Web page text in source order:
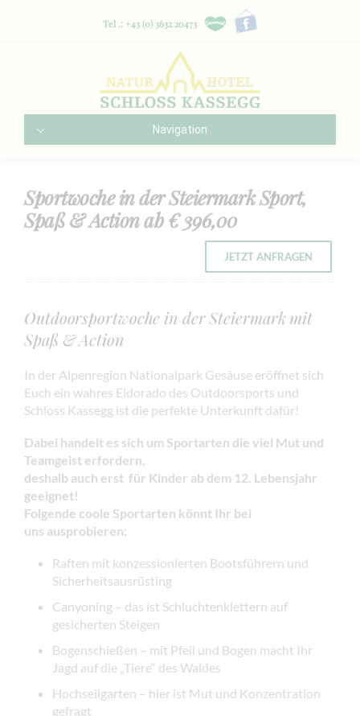
Tel .: +43 (0) 3632 20473
Navigation
Sportwoche in der Steiermark Sport,
Spaß & Action ab € 396,00
JETZT ANFRAGEN
Outdoorsportwoche in der Steiermark mit
Spaß & Action
In der Alpenregion Nationalpark Gesäuse eröffnet sich
Euch ein wahres Eldorado des Outdoorsports und
Schloss Kassegg ist die perfekte Unterkunft dafür!
Dabei handelt es sich um Sportarten die viel Mut und
Teamgeist erfordern,
deshalb auch erst für Kinder ab dem 12. Lebensjahr
geeignet!
Folgende coole Sportarten könnt Ihr bei
uns ausprobieren:
Raften mit konzessionierten Bootsführern und
Sicherheitsausrüsting
Canyoning – das ist Schluchtenklettern auf
gesicherten Steigen
Bogenschießen – mit Pfeil und Bogen macht Ihr
Jagd auf die „Tiere“ des Waldes
Hochseilgarten – hier ist Mut und Konzentration
gefragt